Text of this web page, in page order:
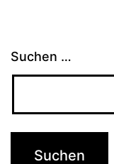
Suchen …